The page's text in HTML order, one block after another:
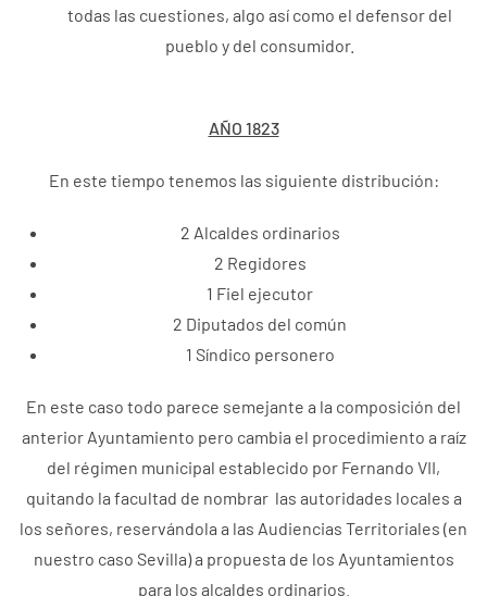
todas las cuestiones, algo así como el defensor del
pueblo y del consumidor.
AÑO 1823
En este tiempo tenemos las siguiente distribución:
2 Alcaldes ordinarios
2 Regidores
1 Fiel ejecutor
2 Diputados del común
1 Síndico personero
En este caso todo parece semejante a la composición del
anterior Ayuntamiento pero cambia el procedimiento a raíz
del régimen municipal establecido por Fernando VII,
quitando la facultad de nombrar las autoridades locales a
los señores, reservándola a las Audiencias Territoriales (en
nuestro caso Sevilla) a propuesta de los Ayuntamientos
para los alcaldes ordinarios.